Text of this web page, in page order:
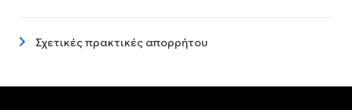
Σχετικές πρακτικές απορρήτου